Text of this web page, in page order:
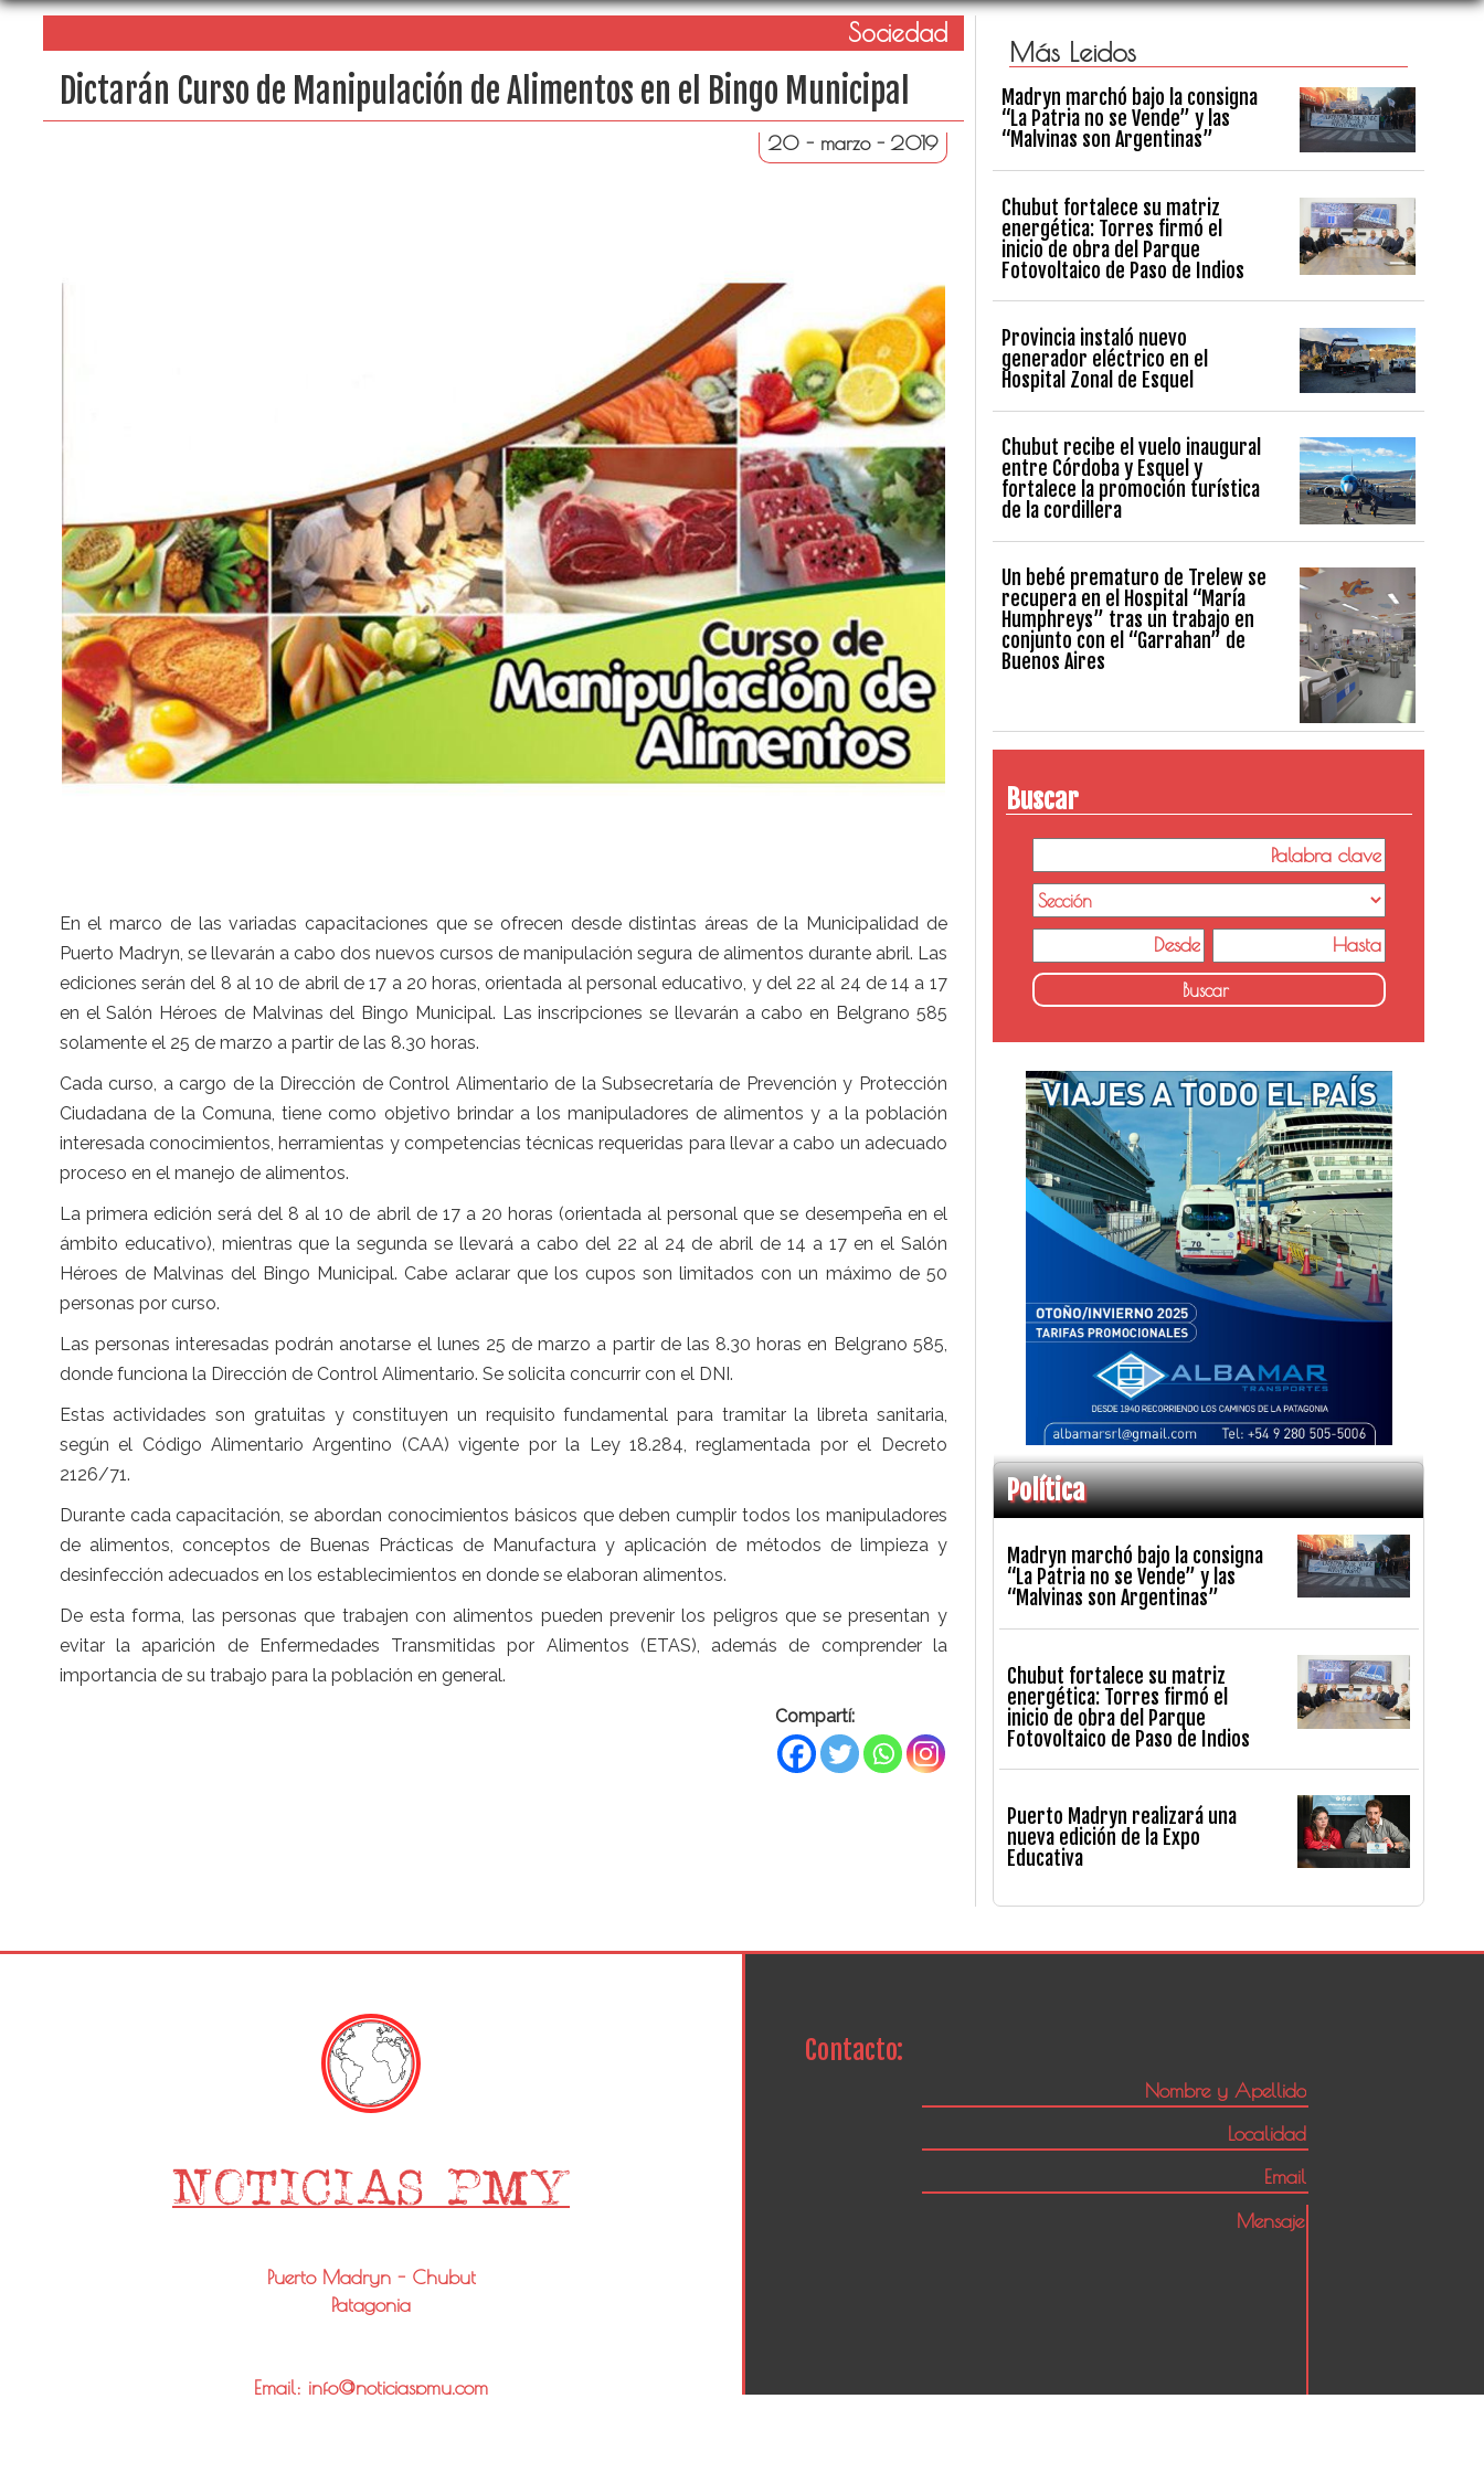
Sociedad
Dictarán Curso de Manipulación de Alimentos en el Bingo Municipal
20 - marzo - 2019
En el marco de las variadas capacitaciones que se ofrecen desde distintas áreas de la Municipalidad de
Puerto Madryn, se llevarán a cabo dos nuevos cursos de manipulación segura de alimentos durante abril. Las
ediciones serán del 8 al 10 de abril de 17 a 20 horas, orientada al personal educativo, y del 22 al 24 de 14 a 17
en el Salón Héroes de Malvinas del Bingo Municipal. Las inscripciones se llevarán a cabo en Belgrano 585
solamente el 25 de marzo a partir de las 8.30 horas.
Cada curso, a cargo de la Dirección de Control Alimentario de la Subsecretaría de Prevención y Protección
Ciudadana de la Comuna, tiene como objetivo brindar a los manipuladores de alimentos y a la población
interesada conocimientos, herramientas y competencias técnicas requeridas para llevar a cabo un adecuado
proceso en el manejo de alimentos.
La primera edición será del 8 al 10 de abril de 17 a 20 horas (orientada al personal que se desempeña en el
ámbito educativo), mientras que la segunda se llevará a cabo del 22 al 24 de abril de 14 a 17 en el Salón
Héroes de Malvinas del Bingo Municipal. Cabe aclarar que los cupos son limitados con un máximo de 50
personas por curso.
Las personas interesadas podrán anotarse el lunes 25 de marzo a partir de las 8.30 horas en Belgrano 585,
donde funciona la Dirección de Control Alimentario. Se solicita concurrir con el DNI.
Estas actividades son gratuitas y constituyen un requisito fundamental para tramitar la libreta sanitaria,
según el Código Alimentario Argentino (CAA) vigente por la Ley 18.284, reglamentada por el Decreto
2126/71.
Durante cada capacitación, se abordan conocimientos básicos que deben cumplir todos los manipuladores
de alimentos, conceptos de Buenas Prácticas de Manufactura y aplicación de métodos de limpieza y
desinfección adecuados en los establecimientos en donde se elaboran alimentos.
De esta forma, las personas que trabajen con alimentos pueden prevenir los peligros que se presentan y
evitar la aparición de Enfermedades Transmitidas por Alimentos (ETAS), además de comprender la
importancia de su trabajo para la población en general.
Compartí:
Más Leidos
Madryn marchó bajo la consigna
“La Patria no se Vende” y las
“Malvinas son Argentinas”
Chubut fortalece su matriz
energética: Torres firmó el
inicio de obra del Parque
Fotovoltaico de Paso de Indios
Provincia instaló nuevo
generador eléctrico en el
Hospital Zonal de Esquel
Chubut recibe el vuelo inaugural
entre Córdoba y Esquel y
fortalece la promoción turística
de la cordillera
Un bebé prematuro de Trelew se
recupera en el Hospital “María
Humphreys” tras un trabajo en
conjunto con el “Garrahan” de
Buenos Aires
Buscar
Política
Madryn marchó bajo la consigna
“La Patria no se Vende” y las
“Malvinas son Argentinas”
Chubut fortalece su matriz
energética: Torres firmó el
inicio de obra del Parque
Fotovoltaico de Paso de Indios
Puerto Madryn realizará una
nueva edición de la Expo
Educativa
Puerto Madryn - Chubut
Patagonia
Email: info@noticiaspmy.com
Contacto: